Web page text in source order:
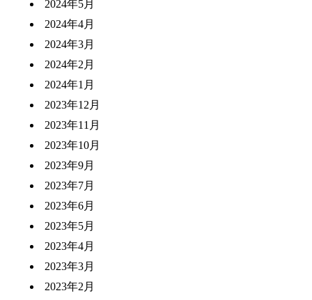
2024年5月
2024年4月
2024年3月
2024年2月
2024年1月
2023年12月
2023年11月
2023年10月
2023年9月
2023年7月
2023年6月
2023年5月
2023年4月
2023年3月
2023年2月